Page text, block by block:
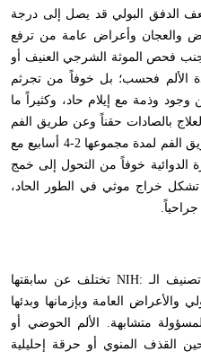
الدفق البولي قد يصل إلى درجة
والعجان وأعراض عامة من ترفع
فحص الموثة الشرجي العنيف أو
الألم فحسب؛ بل خوفاً من تجرثم
وذمة مع إيلام حاد، وكثيراً ما
بالصادات حقناً وعن طريق الفم
حتى زوال الأعراض الحادة ثم عن طريق الفم لمدة مجموعها 2-4 أسابيع مع
الدوائية خوفاً من التحول إلى خمج
تشكل خراج موثي في الطور الحاد،
.
الـNIH: تختلف عن سابقتها
والأعراض العامة وبإزمانها وبدئها
متشابهة. الألم الحوضي أو
القذف المنوي أو حرقة إحليلية